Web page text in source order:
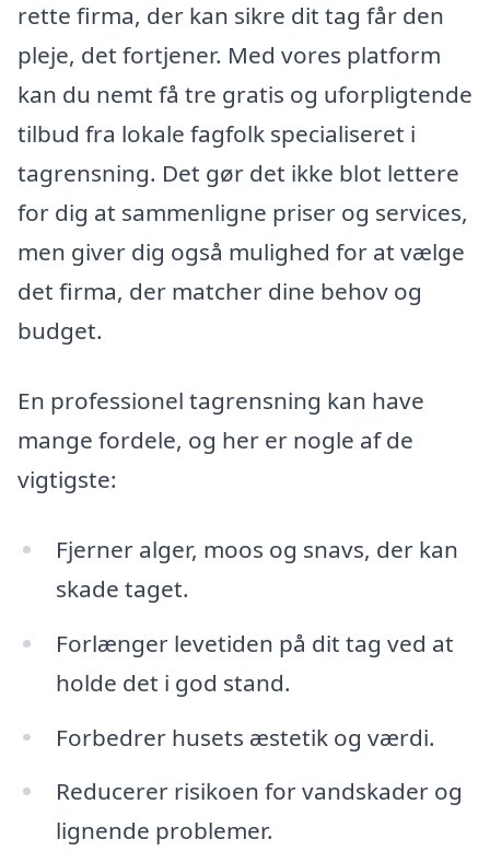
rette firma, der kan sikre dit tag får den
pleje, det fortjener. Med vores platform
kan du nemt få tre gratis og uforpligtende
tilbud fra lokale fagfolk specialiseret i
tagrensning. Det gør det ikke blot lettere
for dig at sammenligne priser og services,
men giver dig også mulighed for at vælge
det firma, der matcher dine behov og
budget.
En professionel tagrensning kan have
mange fordele, og her er nogle af de
vigtigste:
Fjerner alger, moos og snavs, der kan
skade taget.
Forlænger levetiden på dit tag ved at
holde det i god stand.
Forbedrer husets æstetik og værdi.
Reducerer risikoen for vandskader og
lignende problemer.